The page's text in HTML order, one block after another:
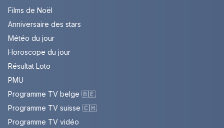
Films de Noël
Anniversaire des stars
Météo du jour
Horoscope du jour
Résultat Loto
PMU
Programme TV belge 🇧🇪
Programme TV suisse 🇨🇭
Programme TV vidéo